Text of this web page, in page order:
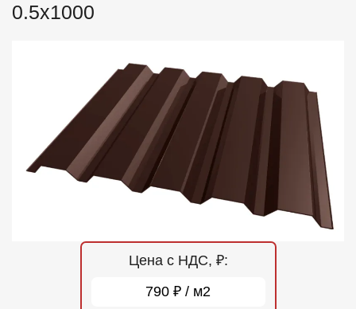
О компании
0.5x1000
Цена с НДС, ₽:
790 ₽ / м2